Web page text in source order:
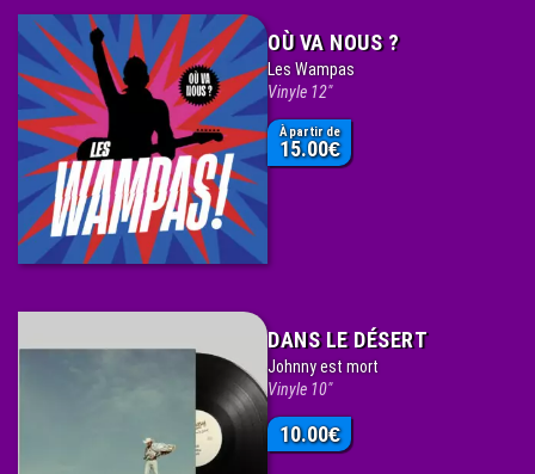
OÙ VA NOUS ?
Les Wampas
Vinyle 12"
À partir de
15.00€
DANS LE DÉSERT
Johnny est mort
Vinyle 10"
10.00€